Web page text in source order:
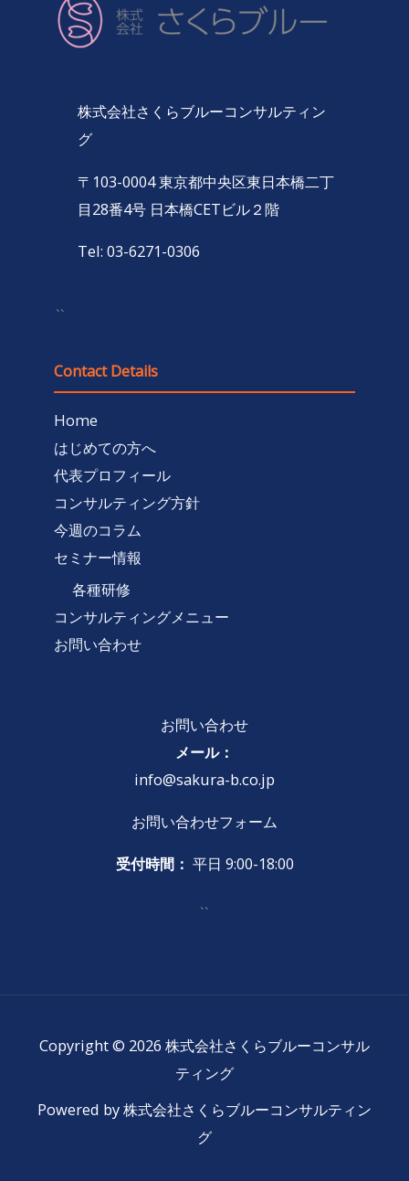
株式会社さくらブルーコンサルティン
グ
〒103-0004 東京都中央区東日本橋二丁
目28番4号 日本橋CETビル２階
Tel: 03-6271-0306
``
Contact Details
Home
はじめての方へ
代表プロフィール
コンサルティング方針
今週のコラム
セミナー情報
各種研修
コンサルティングメニュー
お問い合わせ
お問い合わせ
メール：
info@sakura-b.co.jp
お問い合わせフォーム
受付時間： 平日 9:00-18:00
``
Copyright © 2026 株式会社さくらブルーコンサル
ティング
Powered by 株式会社さくらブルーコンサルティン
グ